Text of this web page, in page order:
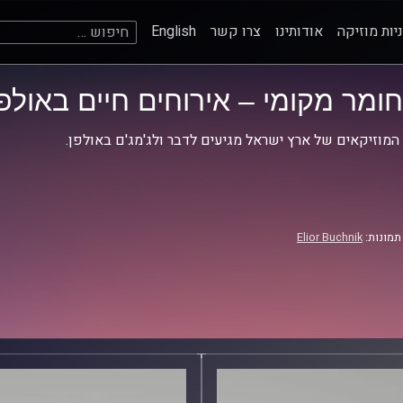
מוזיקה אודותינו צרו קשר English חיפוש:
חומר מקומי – אירוחים חיים
של ארץ ישראל מגיעים לדבר ולג'מג'ם באולפן.
Elior Buchnik